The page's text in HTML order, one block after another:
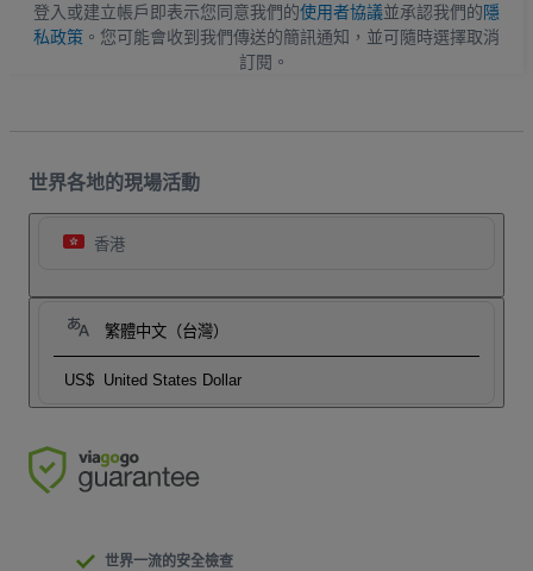
登入或建立帳戶即表示您同意我們的使用者協議並承認我們的隱
私政策 。您可能會收到我們傳送的簡訊通知，並可隨時選擇取消
訂閱。
世界各地的現場活動
香港
繁體中文（台灣）
US$ United States Dollar
世界一流的安全檢查